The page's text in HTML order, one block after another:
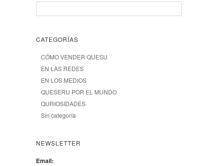
CATEGORÍAS
CÓMO VENDER QUESU
EN LAS REDES
EN LOS MEDIOS
QUESERU POR EL MUNDO
QURIOSIDADES
Sin categoría
NEWSLETTER
Email: